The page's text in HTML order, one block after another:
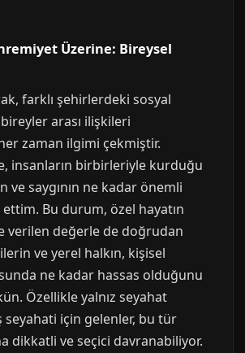
Üzerine: Bireysel
farklı şehirlerdeki sosyal
arası ilişkileri
zaman ilgimi çekmiştir.
insanların birbirleriyle kurduğu
ve saygının ne kadar önemli
Bu durum, özel hayatın
verilen değerle de doğrudan
ve yerel halkın, kişisel
ne kadar hassas olduğunu
Özellikle yalnız seyahat
seyahati için gelenler, bu tür
dikkatli ve seçici davranabiliyor.